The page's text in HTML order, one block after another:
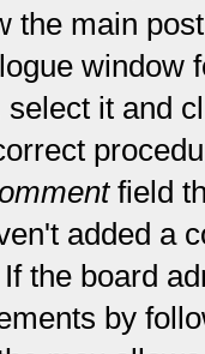
the main
window
it and
field
added a
the board
by